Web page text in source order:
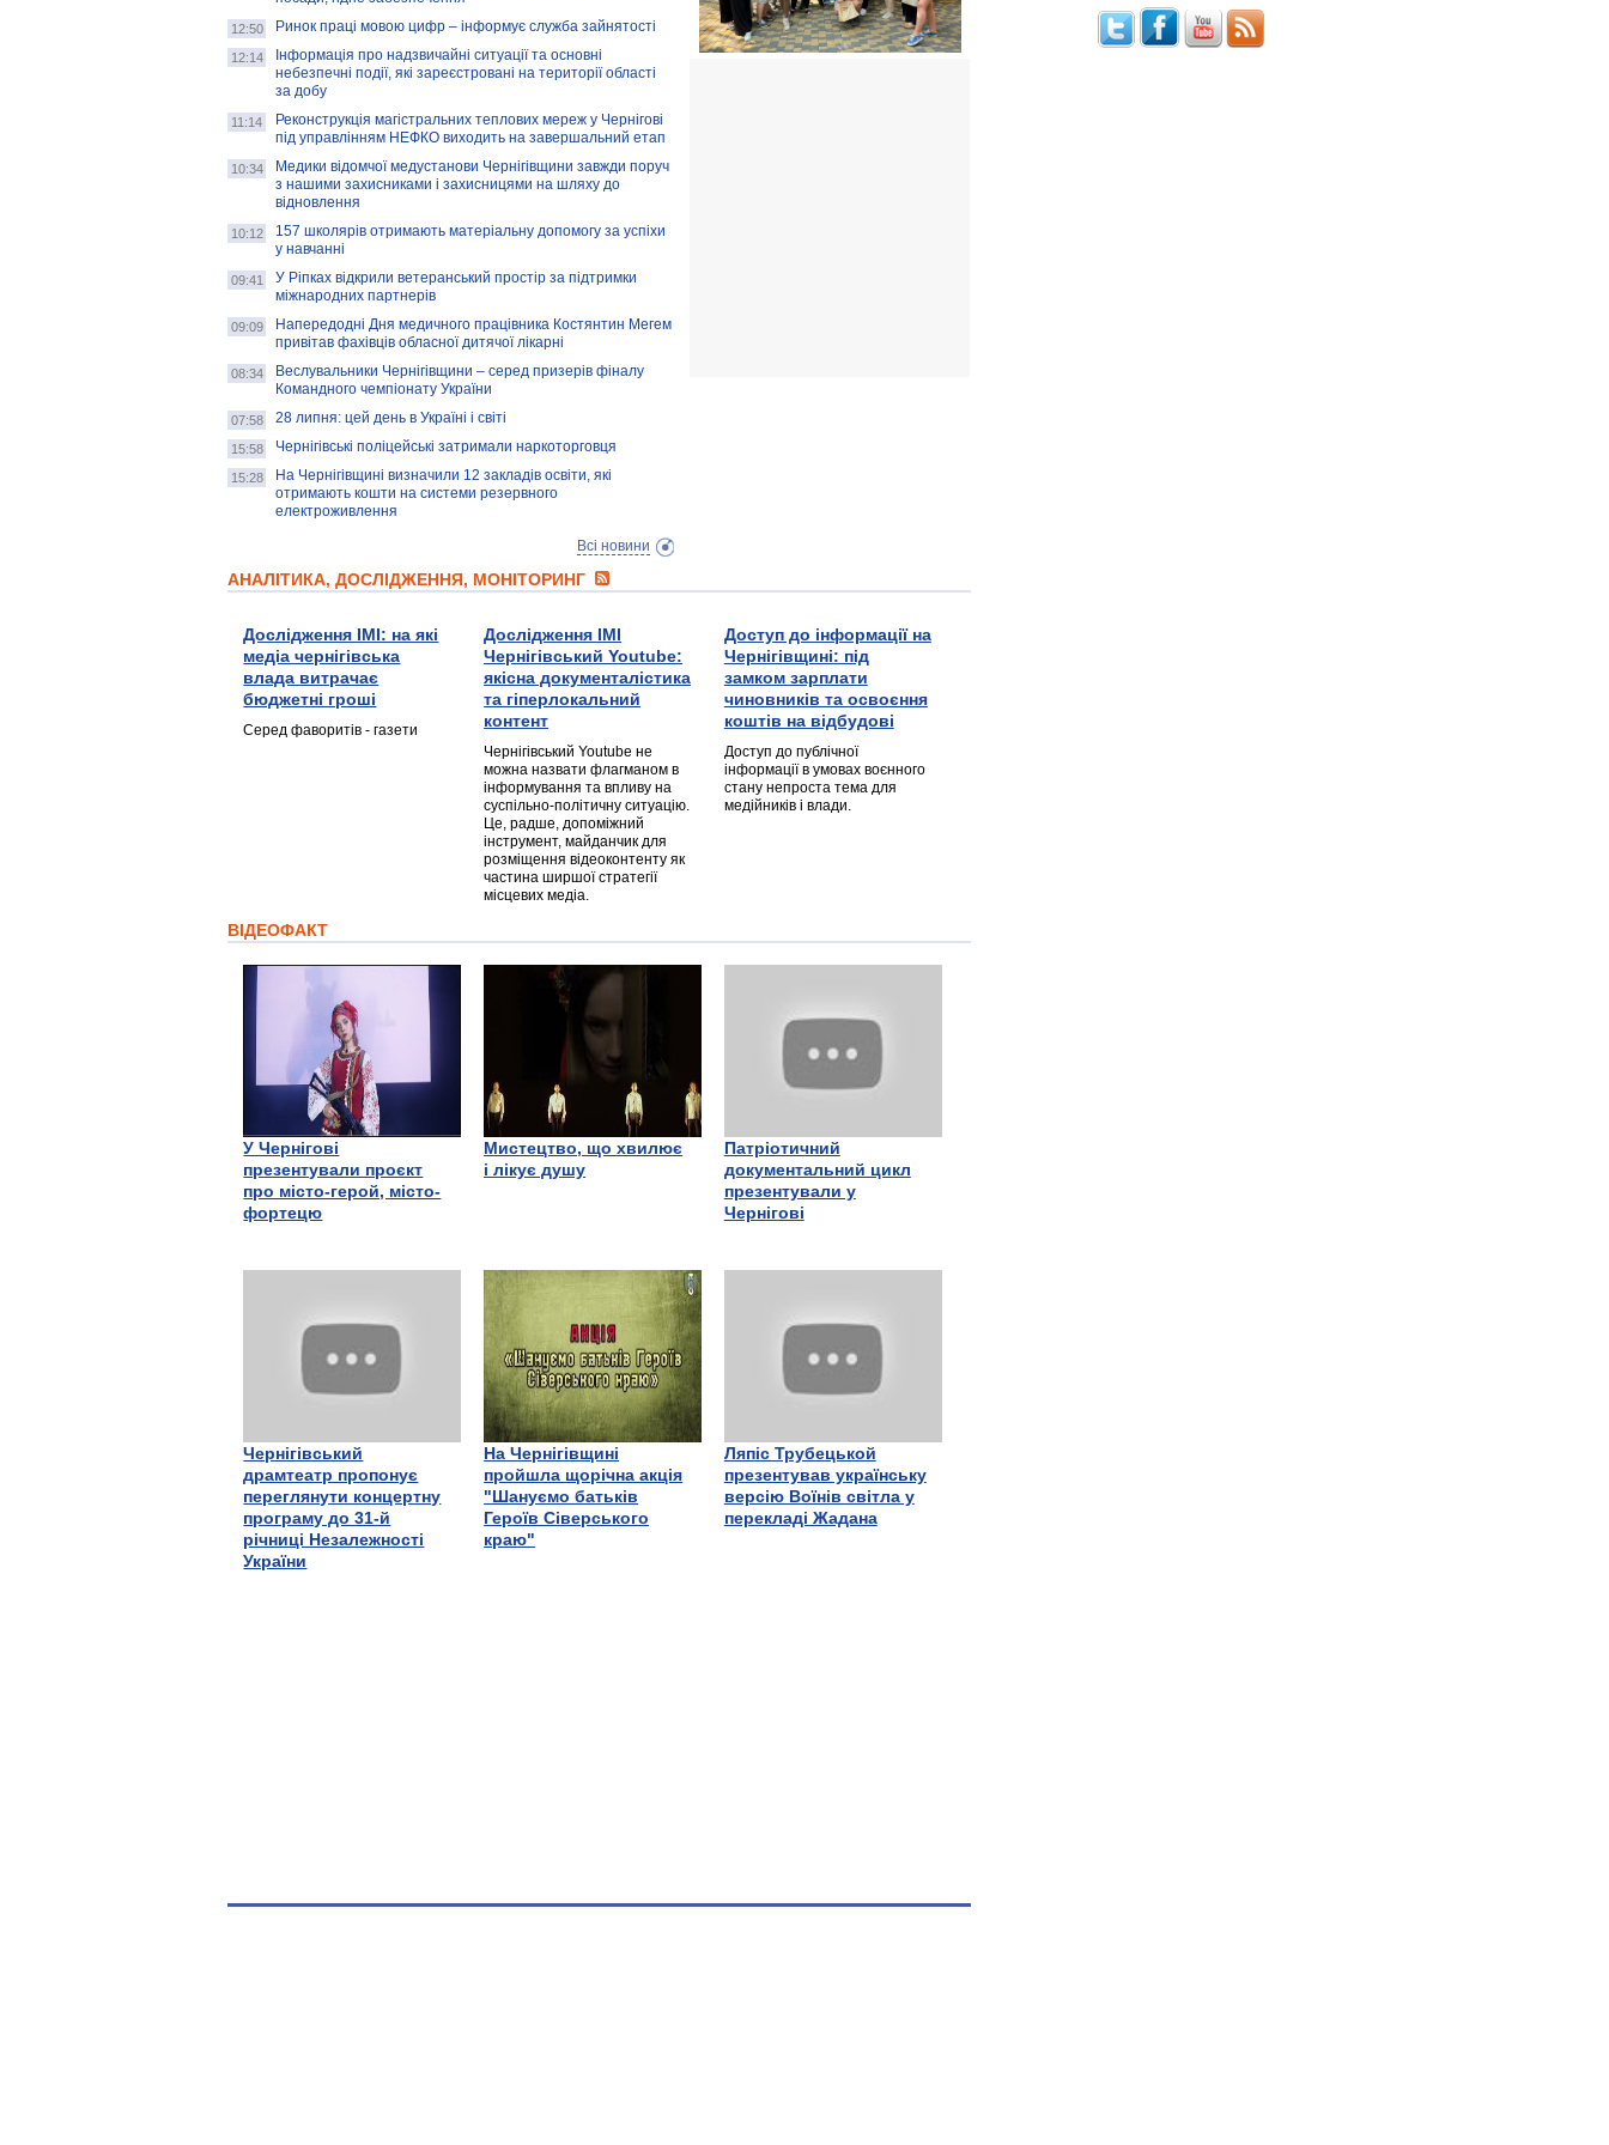
12:50 Ринок праці мовою цифр – інформує служба зайнятості
12:14
Інформація про надзвичайні ситуації та основні
небезпечні події, які зареєстровані на території області
за добу
11:14
Реконструкція магістральних теплових мереж у Чернігові
під управлінням НЕФКО виходить на завершальний етап
10:34
Медики відомчої медустанови Чернігівщини завжди поруч
з нашими захисниками і захисницями на шляху до
відновлення
10:12
157 школярів отримають матеріальну допомогу за успіхи
у навчанні
09:41
У Ріпках відкрили ветеранський простір за підтримки
міжнародних партнерів
09:09
Напередодні Дня медичного працівника Костянтин Мегем
привітав фахівців обласної дитячої лікарні
08:34
Веслувальники Чернігівщини – серед призерів фіналу
Командного чемпіонату України
07:58 28 липня: цей день в Україні і світі
15:58 Чернігівські поліцейські затримали наркоторговця
15:28
На Чернігівщині визначили 12 закладів освіти, які
отримають кошти на системи резервного
електроживлення
Всі новини
АНАЛІТИКА, ДОСЛІДЖЕННЯ, МОНІТОРИНГ
Дослідження ІМІ: на які
медіа чернігівська
влада витрачає
бюджетні гроші
Серед фаворитів - газети
Дослідження ІМІ
Чернігівський Youtube:
якісна документалістика
та гіперлокальний
контент
Чернігівський Youtube не
можна назвати флагманом в
інформування та впливу на
суспільно-політичну ситуацію.
Це, радше, допоміжний
інструмент, майданчик для
розміщення відеоконтенту як
частина ширшої стратегії
місцевих медіа.
Доступ до інформації на
Чернігівщині: під
замком зарплати
чиновників та освоєння
коштів на відбудові
Доступ до публічної
інформації в умовах воєнного
стану непроста тема для
медійників і влади.
ВІДЕОФАКТ
У Чернігові
презентували проєкт
про місто-герой, місто-
фортецю
Мистецтво, що хвилює
і лікує душу
Патріотичний
документальний цикл
презентували у
Чернігові
Чернігівський
драмтеатр пропонує
переглянути концертну
програму до 31-й
річниці Незалежності
України
На Чернігівщині
пройшла щорічна акція
"Шануємо батьків
Героїв Сіверського
краю"
Ляпіс Трубецькой
презентував українську
версію Воїнів світла у
перекладі Жадана